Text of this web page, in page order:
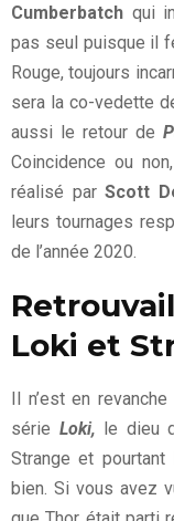
Cumberbatch qui
pas seul puisque il
Rouge, toujours
sera la co-vedette
aussi le retour de
Coincidence ou
réalisé parScott
leurs tournages
de l’année 2020.
Loki et
Il n’est en
série Loki, le dieu
Strange et
bien. Si vous avez